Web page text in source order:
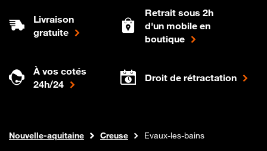
Livraison
gratuite
Retrait sous 2h
d'un mobile en
boutique
À vos cotés
24h/24
Droit de rétractation
Boutique Orange
Internet fibre
Nouvelle-aquitaine Creuse Evaux-les-bains